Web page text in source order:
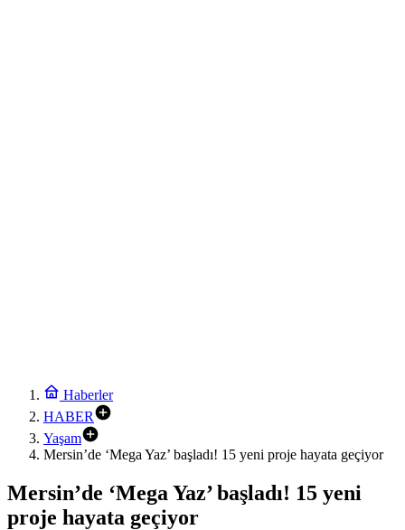
Haberler
HABER
Yaşam
Mersin’de ‘Mega Yaz’ başladı! 15 yeni proje hayata geçiyor
Mersin’de ‘Mega Yaz’ başladı! 15 yeni
proje hayata geçiyor